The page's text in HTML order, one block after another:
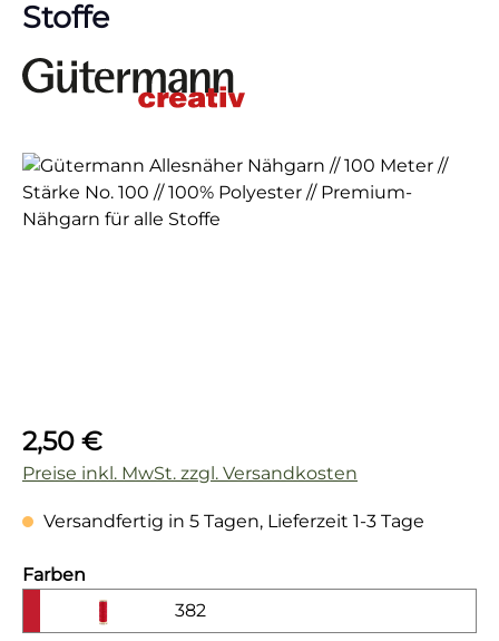
Stoffe
Bildergalerie überspringen
Regulärer Preis:
2,50 €
Preise inkl. MwSt. zzgl. Versandkosten
Versandfertig in 5 Tagen, Lieferzeit 1-3 Tage
Farben
382